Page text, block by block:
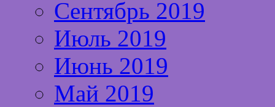
Сентябрь 2019
Июль 2019
Июнь 2019
Май 2019